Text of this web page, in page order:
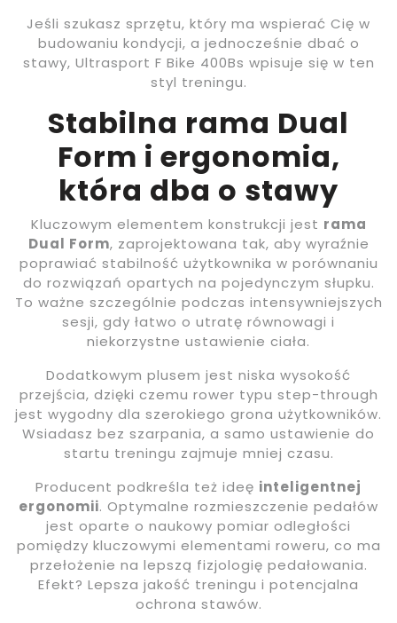
Jeśli szukasz sprzętu, który ma wspierać Cię w
budowaniu kondycji, a jednocześnie dbać o
stawy, Ultrasport F Bike 400Bs wpisuje się w ten
styl treningu.
Stabilna rama Dual
Form i ergonomia,
która dba o stawy
Kluczowym elementem konstrukcji jest rama
Dual Form, zaprojektowana tak, aby wyraźnie
poprawiać stabilność użytkownika w porównaniu
do rozwiązań opartych na pojedynczym słupku.
To ważne szczególnie podczas intensywniejszych
sesji, gdy łatwo o utratę równowagi i
niekorzystne ustawienie ciała.
Dodatkowym plusem jest niska wysokość
przejścia, dzięki czemu rower typu step-through
jest wygodny dla szerokiego grona użytkowników.
Wsiadasz bez szarpania, a samo ustawienie do
startu treningu zajmuje mniej czasu.
Producent podkreśla też ideę inteligentnej
ergonomii. Optymalne rozmieszczenie pedałów
jest oparte o naukowy pomiar odległości
pomiędzy kluczowymi elementami roweru, co ma
przełożenie na lepszą fizjologię pedałowania.
Efekt? Lepsza jakość treningu i potencjalna
ochrona stawów.